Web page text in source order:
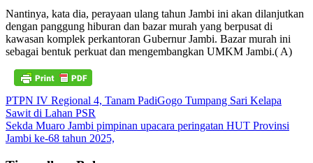
Nantinya, kata dia, perayaan ulang tahun Jambi ini akan dilanjutkan
dengan panggung hiburan dan bazar murah yang berpusat di
kawasan komplek perkantoran Gubernur Jambi. Bazar murah ini
sebagai bentuk perkuat dan mengembangkan UMKM Jambi.( A)
Navigasi
pos
PTPN IV Regional 4, Tanam PadiGogo Tumpang Sari Kelapa
Sawit di Lahan PSR
Sekda Muaro Jambi pimpinan upacara peringatan HUT Provinsi
Jambi ke-68 tahun 2025,